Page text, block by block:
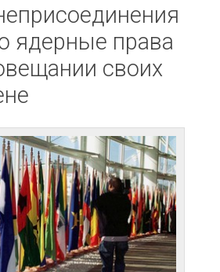
ядерные права
своих